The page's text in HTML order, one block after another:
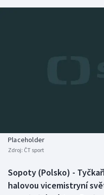
Basketbal
Boby a skeleton
Aplikace ČT sport
Placeholder
Zdroj: ČT sport
Sopoty (Polsko) -
halovou vicemistryní